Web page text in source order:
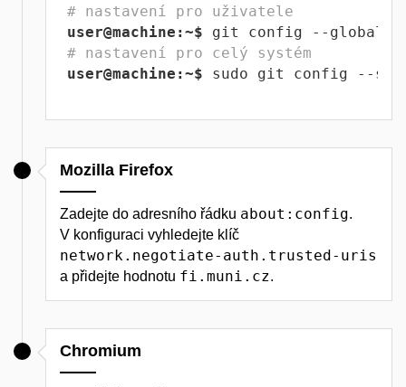
# nastavení pro uživatele
user@machine:~$
# nastavení pro celý systém
user@machine:~$ sudo git config --
Mozilla Firefox
Zadejte do adresního řádku about:config.
V konfiguraci vyhledejte klíč
network.negotiate-auth.trusted-uris
a přidejte hodnotu fi.muni.cz.
Chromium